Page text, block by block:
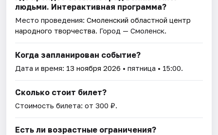
людьми. Интерактивная программа?
Место проведения:Смоленский областной центр
народного творчества. Город — Смоленск.
Когда запланирован событие?
Дата и время: 13 ноября 2026 • пятница • 15:00.
Сколько стоит билет?
Стоимость билета: от 300 ₽.
Есть ли возрастные ограничения?